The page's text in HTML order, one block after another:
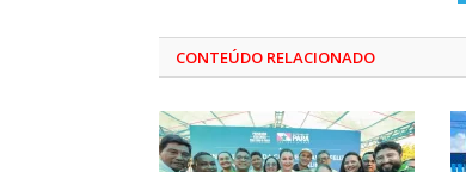
CONTEÚDO RELACIONADO